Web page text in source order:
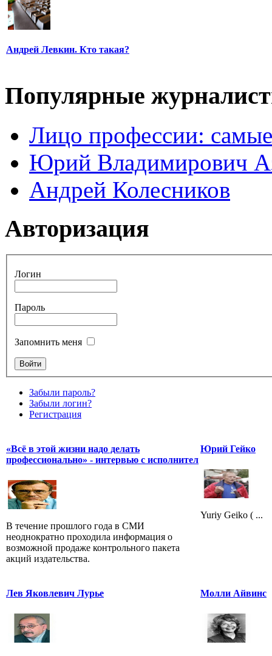
Андрей Левкин. Кто такая?
Популярные
Лицо профессии:
Юрий Владимирович
Андрей Колесников
Авторизация
Логин
Пароль
Запомнить меня
Забыли пароль?
Забыли логин?
Регистрация
«Всё в этой жизни надо делать
профессионально» - интервью с исполнител
В течение прошлого года в СМИ
неоднократно проходила информация о
возможной продаже контрольного пакета
акций издательства.
Юрий Гейко
Yuriy Geiko ( ...
Лев Яковлевич Лурье Молли Айвинс